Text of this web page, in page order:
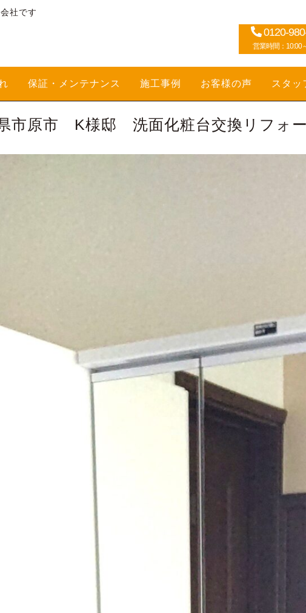
社です
0120-
営業時間：10:00
保証・メンテナンス 施工事例 お客様の声 スタッ
市原市 K様邸 洗面化粧台交換リフォ